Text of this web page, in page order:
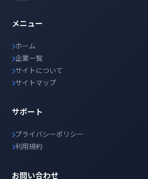
メニュー
ホーム
企業一覧
サイトについて
サイトマップ
サポート
プライバシーポリシー
利用規約
お問い合わせ